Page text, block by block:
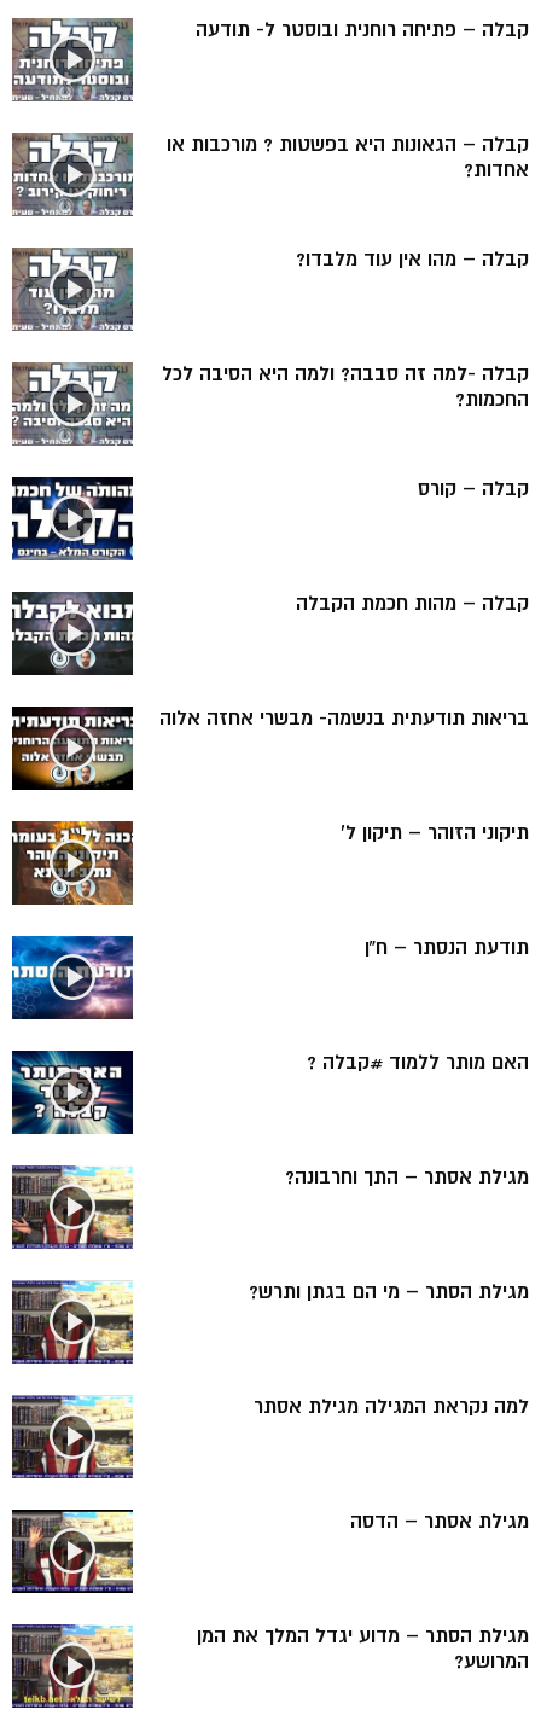
קבלה – פתיחה רוחנית ובוסטר ל- תודעה
קבלה – הגאונות היא בפשטות ? מורכבות או
אחדות?
קבלה – מהו אין עוד מלבדו?
קבלה -למה זה סבבה? ולמה היא הסיבה לכל
החכמות?
קבלה – קורס
קבלה – מהות חכמת הקבלה
בריאות תודעתית בנשמה- מבשרי אחזה אלוה
תיקוני הזוהר – תיקון ל’
תודעת הנסתר – ח”ן
האם מותר ללמוד #קבלה ?
מגילת אסתר – התך וחרבונה?
מגילת הסתר – מי הם בגתן ותרש?
למה נקראת המגילה מגילת אסתר
מגילת אסתר – הדסה
מגילת הסתר – מדוע יגדל המלך את המן
המרושע?